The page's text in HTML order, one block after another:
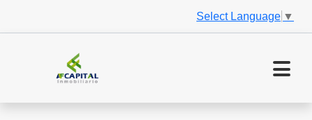
Select Language ▼